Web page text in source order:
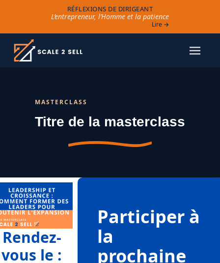
RÉFLEXIONS DE DIRIGEANT
L’entrepreneur, l’Homme et la patience
Lire →
MASTERCLASS
Titre de la masterclass
Rendez-
vous le :
Participer à
la
prochaine